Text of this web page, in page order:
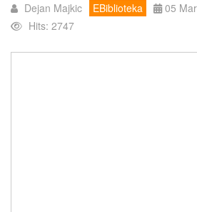
Dejan Majkic EBiblioteka
05
Hits: 2747